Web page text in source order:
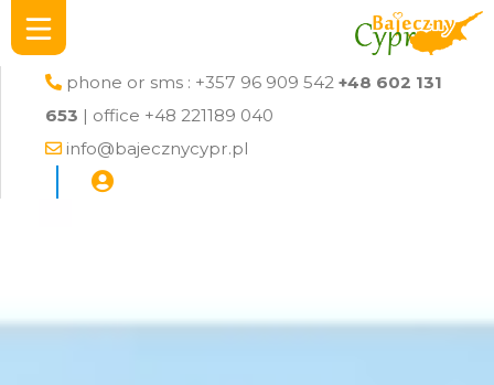
phone or sms : +357 96 909 542 +48 602 131
653 | office +48 221189 040
info@bajecznycypr.pl